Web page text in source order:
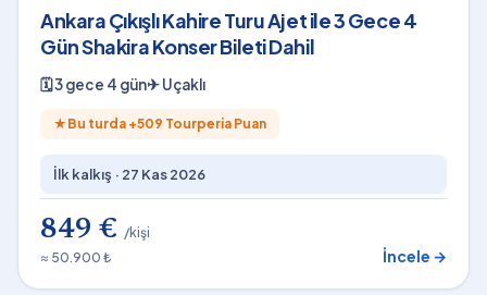
Ankara Çıkışlı Kahire Turu Ajet ile 3 Gece 4
Gün Shakira Konser Bileti Dahil
🗓3 gece 4 gün✈Uçaklı
★ Bu turda +509 Tourperia Puan
İlk kalkış · 27 Kas 2026
849 € /kişi
≈ 50.900 ₺
İncele →